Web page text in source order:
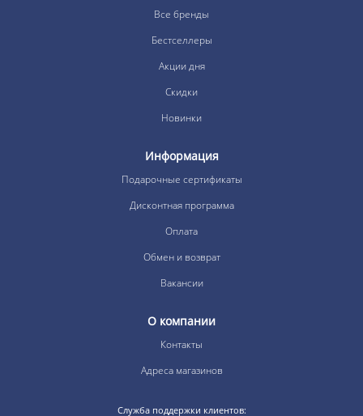
Все бренды
Бестселлеры
Акции дня
Скидки
Новинки
Информация
Подарочные сертификаты
Дисконтная программа
Оплата
Обмен и возврат
Вакансии
О компании
Контакты
Адреса магазинов
Служба поддержки клиентов: